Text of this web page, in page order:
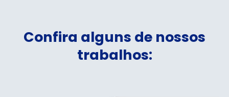
Confira alguns de nossos
trabalhos: